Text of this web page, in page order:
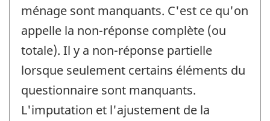
ménage sont manquants. C'est ce qu'on
appelle la non-réponse complète (ou
totale). Il y a non-réponse partielle
lorsque seulement certains éléments du
questionnaire sont manquants.
L'imputation et l'ajustement de la